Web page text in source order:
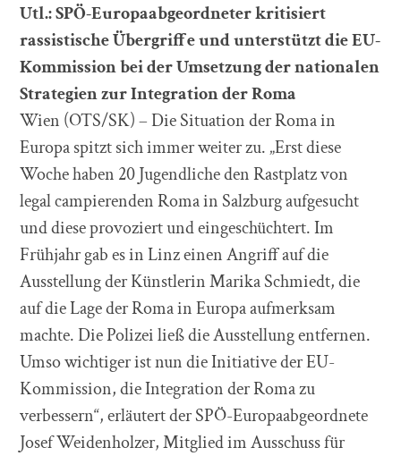
Utl.: SPÖ-Europaabgeordneter kritisiert
rassistische Übergriffe und unterstützt die EU-
Kommission bei der Umsetzung der nationalen
Strategien zur Integration der Roma
Wien (OTS/SK) – Die Situation der Roma in
Europa spitzt sich immer weiter zu. „Erst diese
Woche haben 20 Jugendliche den Rastplatz von
legal campierenden Roma in Salzburg aufgesucht
und diese provoziert und eingeschüchtert. Im
Frühjahr gab es in Linz einen Angriff auf die
Ausstellung der Künstlerin Marika Schmiedt, die
auf die Lage der Roma in Europa aufmerksam
machte. Die Polizei ließ die Ausstellung entfernen.
Umso wichtiger ist nun die Initiative der EU-
Kommission, die Integration der Roma zu
verbessern“, erläutert der SPÖ-Europaabgeordnete
Josef Weidenholzer, Mitglied im Ausschuss für